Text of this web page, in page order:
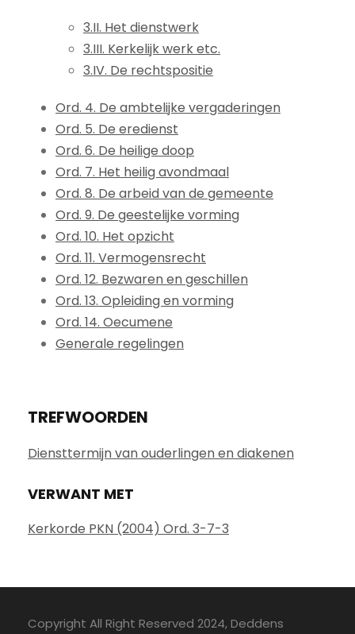
3.II. Het dienstwerk
3.III. Kerkelijk werk etc.
3.IV. De rechtspositie
Ord. 4. De ambtelijke vergaderingen
Ord. 5. De eredienst
Ord. 6. De heilige doop
Ord. 7. Het heilig avondmaal
Ord. 8. De arbeid van de gemeente
Ord. 9. De geestelijke vorming
Ord. 10. Het opzicht
Ord. 11. Vermogensrecht
Ord. 12. Bezwaren en geschillen
Ord. 13. Opleiding en vorming
Ord. 14. Oecumene
Generale regelingen
TREFWOORDEN
Diensttermijn van ouderlingen en diakenen
VERWANT MET
Kerkorde PKN (2004) Ord. 3-7-3
Copyright All Right Reserved 2024, Deddens